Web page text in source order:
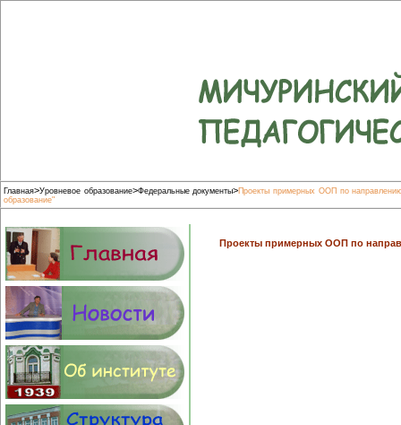
Главная>Уровневое образование>Федеральные документы>Проекты примерных ООП по направлению
образование"
Проекты примерных ООП по